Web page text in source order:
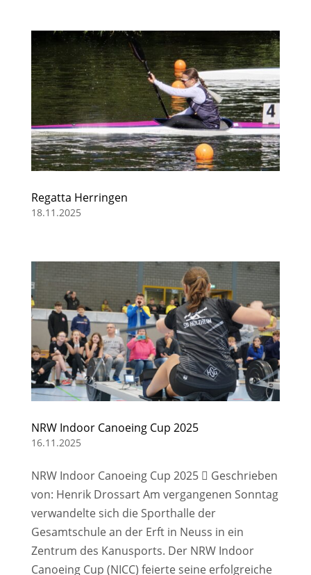
Regatta Herringen
18.11.2025
NRW Indoor Canoeing Cup 2025
16.11.2025
NRW Indoor Canoeing Cup 2025  Geschrieben
von: Henrik Drossart Am vergangenen Sonntag
verwandelte sich die Sporthalle der
Gesamtschule an der Erft in Neuss in ein
Zentrum des Kanusports. Der NRW Indoor
Canoeing Cup (NICC) feierte seine erfolgreiche